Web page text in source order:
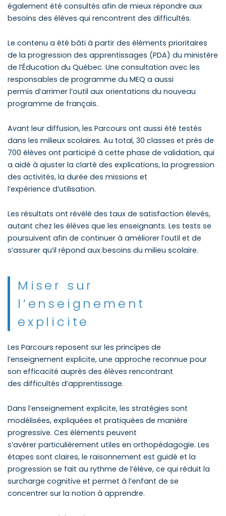
également été consultés afin de mieux répondre aux
besoins des élèves qui rencontrent des difficultés.
Le contenu a été bâti à partir des éléments prioritaires
de la progression des apprentissages (PDA) du ministère
de l’Éducation du Québec. Une consultation avec les
responsables de programme du MEQ a aussi
permis d’arrimer l’outil aux orientations du nouveau
programme de français.
Avant leur diffusion, les Parcours ont aussi été testés
dans les milieux scolaires. Au total, 30 classes et près de
700 élèves ont participé à cette phase de validation, qui
a aidé à ajuster la clarté des explications, la progression
des activités, la durée des missions et
l’expérience d’utilisation.
Les résultats ont révélé des taux de satisfaction élevés,
autant chez les élèves que les enseignants. Les tests se
poursuivent afin de continuer à améliorer l’outil et de
s’assurer qu’il répond aux besoins du milieu scolaire.
Miser sur
l’enseignement
explicite
Les Parcours reposent sur les principes de
l’enseignement explicite, une approche reconnue pour
son efficacité auprès des élèves rencontrant
des difficultés d’apprentissage.
Dans l’enseignement explicite, les stratégies sont
modélisées, expliquées et pratiquées de manière
progressive. Ces éléments peuvent
s’avérer particulièrement utiles en orthopédagogie. Les
étapes sont claires, le raisonnement est guidé et la
progression se fait au rythme de l’élève, ce qui réduit la
surcharge cognitive et permet à l’enfant de se
concentrer sur la notion à apprendre.